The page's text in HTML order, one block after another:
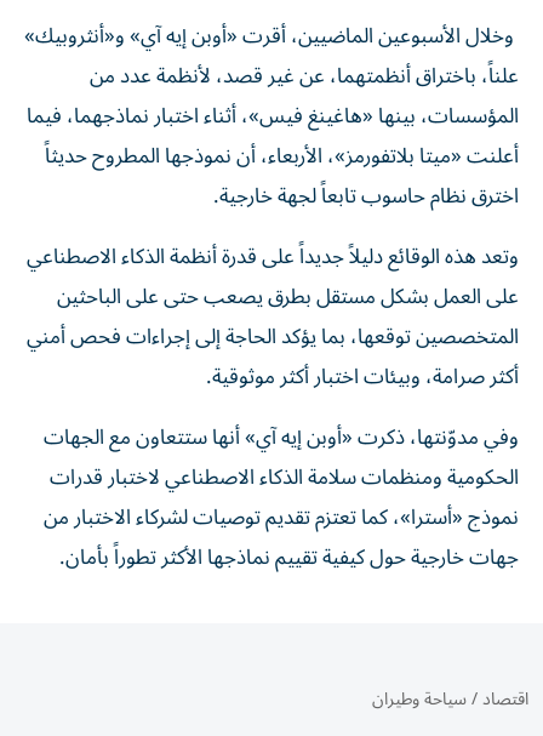
وخلال الأسبوعين الماضيين، أقرت «أوبن إيه آي» و«أنثروبيك»
علناً، باختراق أنظمتهما، عن غير قصد، لأنظمة عدد من
المؤسسات، بينها «هاغينغ فيس»، أثناء اختبار نماذجهما، فيما
أعلنت «ميتا بلاتفورمز»، الأربعاء، أن نموذجها المطروح حديثاً
اخترق نظام حاسوب تابعاً لجهة خارجية.
وتعد هذه الوقائع دليلاً جديداً على قدرة أنظمة الذكاء الاصطناعي
على العمل بشكل مستقل بطرق يصعب حتى على الباحثين
المتخصصين توقعها، بما يؤكد الحاجة إلى إجراءات فحص أمني
أكثر صرامة، وبيئات اختبار أكثر موثوقية.
وفي مدوّنتها، ذكرت «أوبن إيه آي» أنها ستتعاون مع الجهات
الحكومية ومنظمات سلامة الذكاء الاصطناعي لاختبار قدرات
نموذج «أسترا»، كما تعتزم تقديم توصيات لشركاء الاختبار من
جهات خارجية حول كيفية تقييم نماذجها الأكثر تطوراً بأمان.
اقتصاد/سياحة وطيران